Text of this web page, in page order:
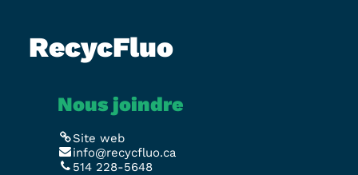
RecycFluo
Nous joindre
Site web
info@recycfluo.ca
514 228-5648